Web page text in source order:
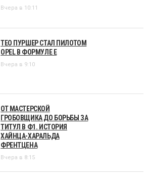
Вчера в 10:11
ТЕО ПУРШЕР СТАЛ ПИЛОТОМ
OPEL В ФОРМУЛЕ Е
Вчера в 9:10
ОТ МАСТЕРСКОЙ
ГРОБОВЩИКА ДО БОРЬБЫ ЗА
ТИТУЛ В Ф1. ИСТОРИЯ
ХАЙНЦА-ХАРАЛЬДА
ФРЕНТЦЕНА
Вчера в 8:15